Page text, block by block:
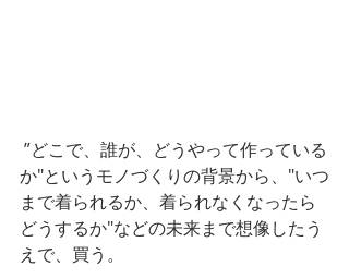
か"というモノづくりの背景から、"いつ
まで着られるか、着られなくなったら
どうするか"などの未来まで想像したう
えで、買う。